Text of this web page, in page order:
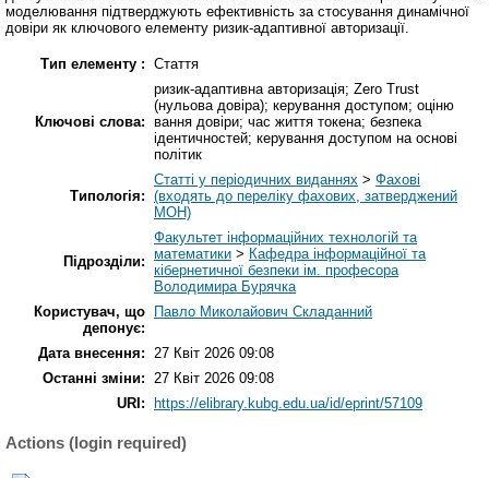
моделювання підтверджують ефективність за стосування динамічної
довіри як ключового елементу ризик-адаптивної авторизації.
Тип елементу : Стаття
Ключові слова:
ризик-адаптивна авторизація; Zero Trust
(нульова довіра); керування доступом; оціню
вання довіри; час життя токена; безпека
ідентичностей; керування доступом на основі
політик
Типологія:
Статті у періодичних виданнях > Фахові
(входять до переліку фахових, затверджений
МОН)
Підрозділи:
Факультет інформаційних технологій та
математики > Кафедра інформаційної та
кібернетичної безпеки ім. професора
Володимира Бурячка
Користувач, що
депонує:
Павло Миколайович Складанний
Дата внесення: 27 Квіт 2026 09:08
Останні зміни: 27 Квіт 2026 09:08
URI:
https://elibrary.kubg.edu.ua/id/eprint/57109
Actions (login required)